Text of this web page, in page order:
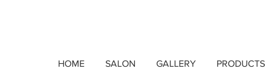
HOME SALON GALLERY PRODUCTS